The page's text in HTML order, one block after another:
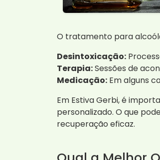
O tratamento para
Desintoxicação:
Terapia:Sessões de
Medicação: Em alguns
Em Estiva Gerbi, é
personalizado. O que
recuperação eficaz.